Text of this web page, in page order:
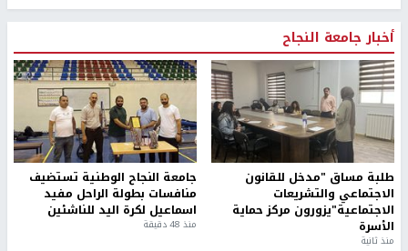
أخبار جامعة النجاح
طلبة مساق "مدخل للقانون
الاجتماعي والتشريعات
الاجتماعية"يزورون مركز حماية
الأسرة
منذ ثانية
جامعة النجاح الوطنية تستضيف
منافسات بطولة الراحل مفيد
اسماعيل لكرة اليد للناشئين
منذ 48 دقيقة